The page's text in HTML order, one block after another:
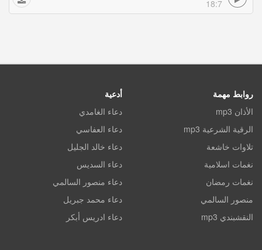
18:7
روابط مهمة
الأذان mp3
الرقية الشرعية mp3
تلاوات خاشعة
نغمات اسلامية
نغمات رمضان
منصور السالمي
النقشبندي mp3
أدعية
دعاء الغامدي
دعاء العفاسي
دعاء خالد الجليل
دعاء السديس
دعاء منصور السالمي
دعاء محمد جبريل
دعاء ادريس أبكر